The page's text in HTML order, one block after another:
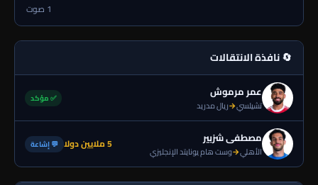
1 صوت
🔄 نافذة الانتقالات
عمر مرموش
تشيلسي→ريال مدريد
✅ مؤكد
مصطفى شزبير
الأهلي→وست هام يونايتد الإنجليزي 5 ملايين دولا 💬 إشاعة